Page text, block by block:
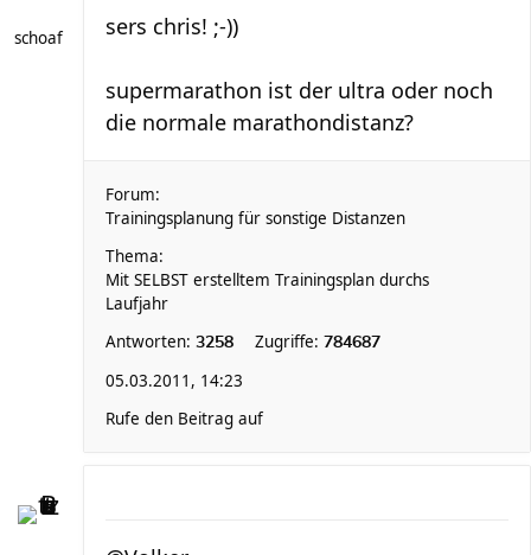
schoaf sers chris! ;-))
supermarathon ist der ultra oder noch
die normale marathondistanz?
Forum:
Trainingsplanung für sonstige Distanzen
Thema:
Mit SELBST erstelltem Trainingsplan durchs
Laufjahr
Antworten: 3258 Zugriffe: 784687
05.03.2011, 14:23
Rufe den Beitrag auf